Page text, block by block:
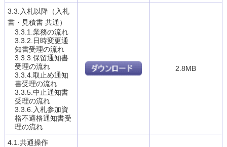
3.3.入札以降（入札
書・見積書 共通）
3.3.1.業務の流れ
3.3.2.日時変更通
知書受理の流れ
3.3.3.保留通知書
受理の流れ
3.3.4.取止め通知
書受理の流れ
3.3.5.中止通知書
受理の流れ
3.3.6.入札参加資
格不適格通知書受
理の流れ
2.8MB
4.1.共通操作